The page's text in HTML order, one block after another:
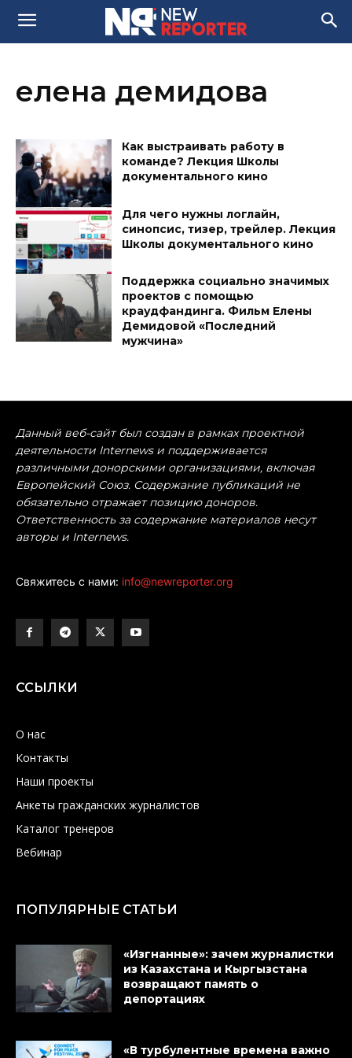
елена демидова
Как выстраивать работу в
команде? Лекция Школы
документального кино
Для чего нужны логлайн,
синопсис, тизер, трейлер. Лекция
Школы документального кино
Поддержка социально значимых
проектов с помощью
краудфандинга. Фильм Елены
Демидовой «Последний
мужчина»
Данный веб-сайт был создан в рамках проектной
деятельности Internews и поддерживается
различными донорскими организациями, включая
Европейский Союз. Содержание публикаций не
обязательно отражает позицию доноров.
Ответственность за содержание материалов несут
авторы и Internews.
Свяжитесь с нами: info@newreporter.org
ССЫЛКИ
О нас
Контакты
Наши проекты
Анкеты гражданских журналистов
Каталог тренеров
Вебинар
ПОПУЛЯРНЫЕ СТАТЬИ
«Изгнанные»: зачем журналистки
из Казахстана и Кыргызстана
возвращают память о
депортациях
«В турбулентные времена важно